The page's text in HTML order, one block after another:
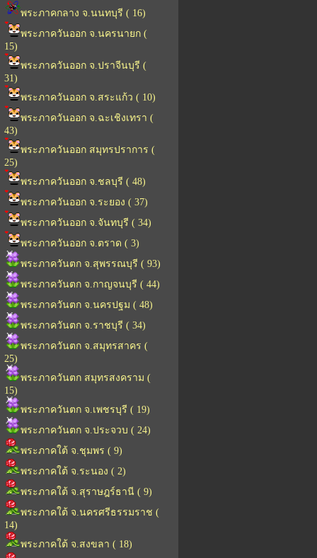
พระภาคกลาง จ.นนทบุรี ( 16)
พระภาควันออก จ.นครนายก (
15)
พระภาควันออก จ.ปราจีนบุรี (
31)
พระภาควันออก จ.สระแก้ว ( 10)
พระภาควันออก จ.ฉะเชิงเทรา (
43)
พระภาควันออก สมุทรปราการ (
25)
พระภาควันออก จ.ชลบุรี ( 48)
พระภาควันออก จ.ระยอง ( 37)
พระภาควันออก จ.จันทบุรี ( 34)
พระภาควันออก จ.ตราด ( 3)
พระภาควันตก จ.สุพรรณบุรี ( 93)
พระภาควันตก จ.กาญจนบุรี ( 44)
พระภาควันตก จ.นครปฐม ( 48)
พระภาควันตก จ.ราชบุรี ( 34)
พระภาควันตก จ.สมุทรสาคร (
25)
พระภาควันตก สมุทรสงคราม (
15)
พระภาควันตก จ.เพชรบุรี ( 19)
พระภาควันตก จ.ประจวบ ( 24)
พระภาคใต้ จ.ชุมพร ( 9)
พระภาคใต้ จ.ระนอง ( 2)
พระภาคใต้ จ.สุราษฎร์ธานี ( 9)
พระภาคใต้ จ.นครศรีธรรมราช (
14)
พระภาคใต้ จ.สงขลา ( 18)